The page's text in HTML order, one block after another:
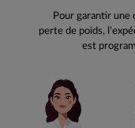
Pour garantir une
perte de poids,
est